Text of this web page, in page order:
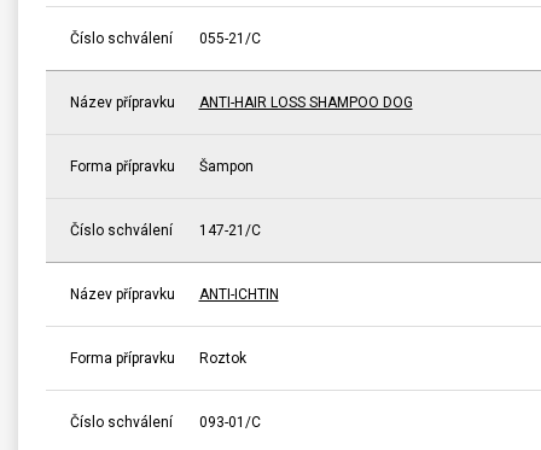
Číslo schválení 055-21/C
Název přípravku ANTI-HAIR LOSS SHAMPOO DOG
Forma přípravku Šampon
Číslo schválení 147-21/C
Název přípravku ANTI-ICHTIN
Forma přípravku Roztok
Číslo schválení 093-01/C